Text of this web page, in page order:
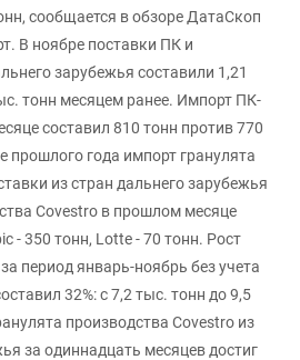
сообщается в обзоре ДатаСкоп
В ноябре поставки ПК и
зарубежья составили 1,21
тонн месяцем ранее. Импорт ПК-
составил 810 тонн против 770
прошлого года импорт гранулята
из стран дальнего зарубежья
Covestro в прошлом месяце
- 350 тонн, Lotte - 70 тонн. Рост
период январь-ноябрь без учета
32%: с 7,2 тыс. тонн до 9,5
производства Covestro из
за одиннадцать месяцев достиг